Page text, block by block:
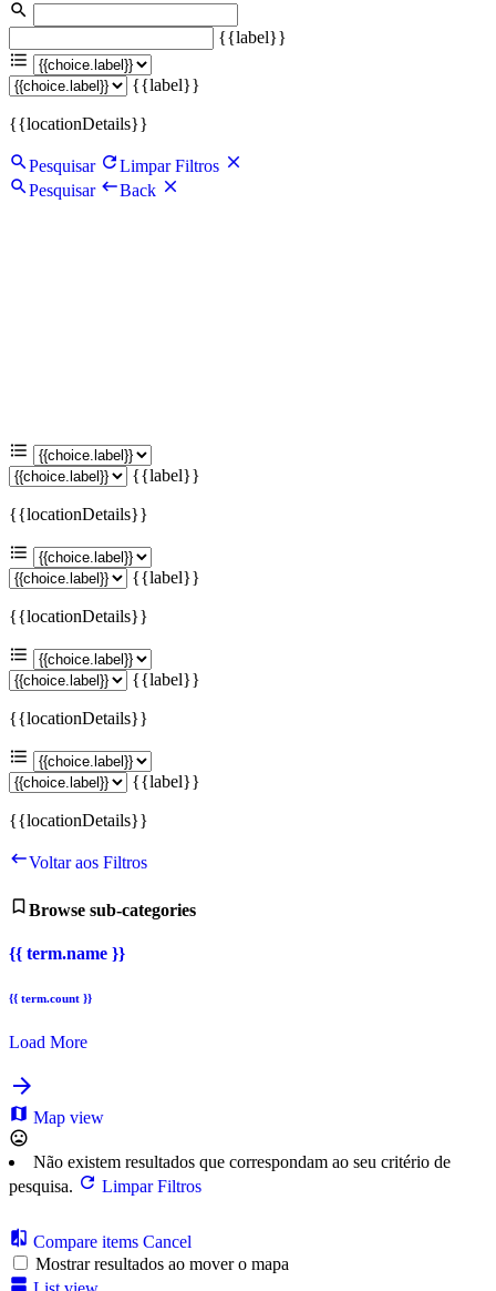
{{label}}
{{label}}
{{locationDetails}}
Pesquisar
Limpar Filtros
Pesquisar
Back
{{label}}
{{locationDetails}}
{{label}}
{{locationDetails}}
{{label}}
{{locationDetails}}
{{label}}
{{locationDetails}}
Voltar aos Filtros
Browse sub-categories
{{ term.name }}
{{ term.count }}
Load More
Map view
Não existem resultados que correspondam ao seu critério de
pesquisa.
Limpar Filtros
Compare items Cancel
Mostrar resultados ao mover o mapa